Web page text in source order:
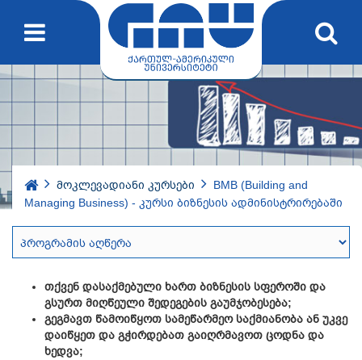
მოკლევადიანი კურსები
BMB (Building and
Managing Business) - კურსი ბიზნესის ადმინისტრირებაში
თქვენ დასაქმებული ხართ ბიზნესის სფეროში და
გსურთ მიღწეული შედეგების გაუმჯობესება;
გეგმავთ წამოიწყოთ სამეწარმეო საქმიანობა ან უკვე
დაიწყეთ და გჭირდებათ გაიღრმავოთ ცოდნა და
ხედვა;